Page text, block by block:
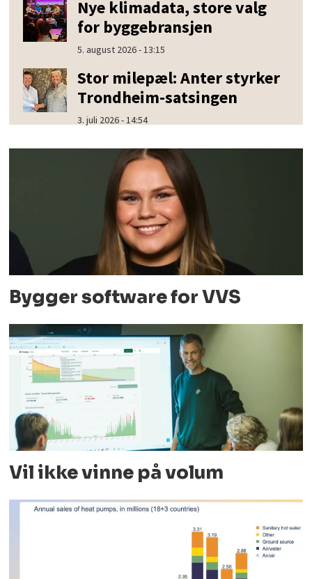
Nye klimadata, store valg
for byggebransjen
5. august 2026 - 13:15
Stor milepæl: Anter styrker
Trondheim-satsingen
3. juli 2026 - 14:54
Bygger software for VVS
Vil ikke vinne på volum